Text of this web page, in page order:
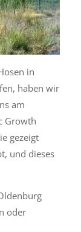
in
haben wir
am
Growth
gezeigt
und dieses
oder